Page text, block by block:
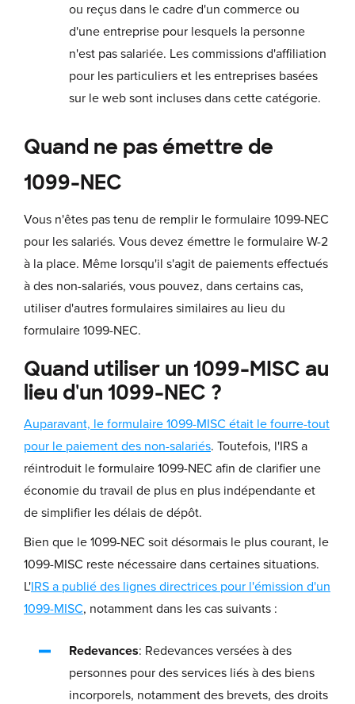
ou reçus dans le cadre d'un commerce ou
d'une entreprise pour lesquels la personne
n'est pas salariée. Les commissions d'affiliation
pour les particuliers et les entreprises basées
sur le web sont incluses dans cette catégorie.
Quand ne pas émettre de
1099-NEC
Vous n'êtes pas tenu de remplir le formulaire 1099-NEC
pour les salariés. Vous devez émettre le formulaire W-2
à la place. Même lorsqu'il s'agit de paiements effectués
à des non-salariés, vous pouvez, dans certains cas,
utiliser d'autres formulaires similaires au lieu du
formulaire 1099-NEC.
Quand utiliser un 1099-MISC au
lieu d'un 1099-NEC ?
Auparavant, le formulaire 1099-MISC était le fourre-tout
pour le paiement des non-salariés. Toutefois, l'IRS a
réintroduit le formulaire 1099-NEC afin de clarifier une
économie du travail de plus en plus indépendante et
de simplifier les délais de dépôt.
Bien que le 1099-NEC soit désormais le plus courant, le
1099-MISC reste nécessaire dans certaines situations.
L'IRS a publié des lignes directrices pour l'émission d'un
1099-MISC, notamment dans les cas suivants :
Redevances: Redevances versées à des
personnes pour des services liés à des biens
incorporels, notamment des brevets, des droits